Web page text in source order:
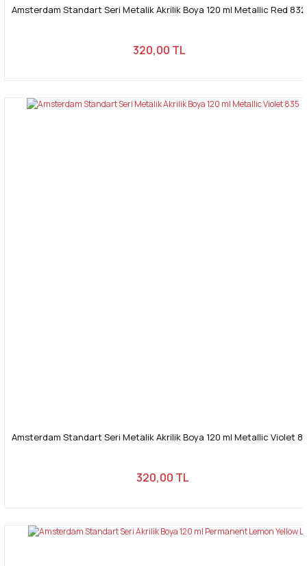
Amsterdam Standart Seri Metalik Akrilik Boya 120 ml Metallic Red 832
320,00 TL
Amsterdam Standart Seri Metalik Akrilik Boya 120 ml Metallic Violet
320,00 TL